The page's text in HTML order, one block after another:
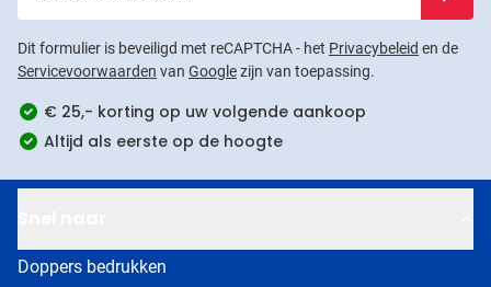
Dit formulier is beveiligd met reCAPTCHA - het Privacybeleid en de
Servicevoorwaarden van Googlezijn van toepassing.
€ 25,- korting op uw volgende aankoop
Altijd als eerste op de hoogte
Doppers bedrukken